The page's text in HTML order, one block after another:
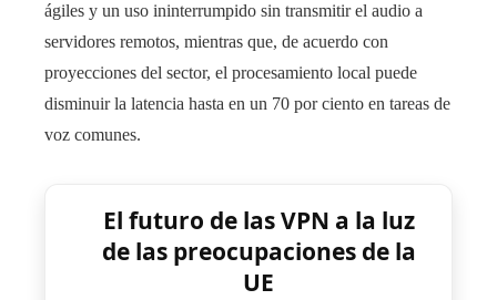
ágiles y un uso ininterrumpido sin transmitir el audio a
servidores remotos, mientras que, de acuerdo con
proyecciones del sector, el procesamiento local puede
disminuir la latencia hasta en un 70 por ciento en tareas de
voz comunes.
El futuro de las VPN a la luz
de las preocupaciones de la
UE